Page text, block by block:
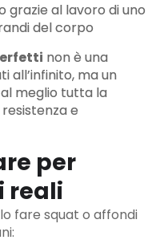
grazie al lavoro di uno
del corpo
non è una
all’infinito, ma un
meglio tutta la
e
per
reali
fare squat o affondi